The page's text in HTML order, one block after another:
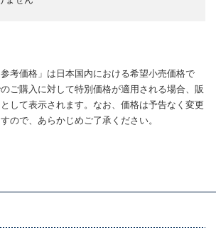
考価格」は日本国内における希望小売価格で
ご購入に対して特別価格が適用される場合、販
して表示されます。なお、価格は予告なく変更
ので、あらかじめご了承ください。